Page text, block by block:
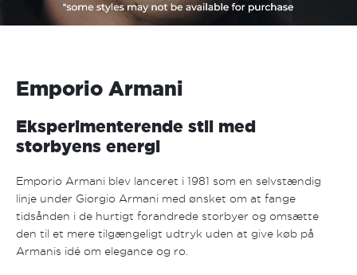
Emporio Armani
Eksperimenterende stil med
storbyens energi
Emporio Armani blev lanceret i 1981 som en selvstændig
linje under Giorgio Armani med ønsket om at fange
tidsånden i de hurtigt forandrede storbyer og omsætte
den til et mere tilgængeligt udtryk uden at give køb på
Armanis idé om elegance og ro.